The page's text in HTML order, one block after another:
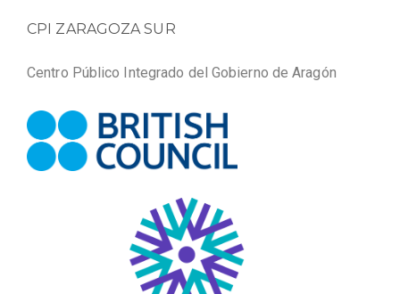
CPI ZARAGOZA SUR
Centro Público Integrado del Gobierno de Aragón